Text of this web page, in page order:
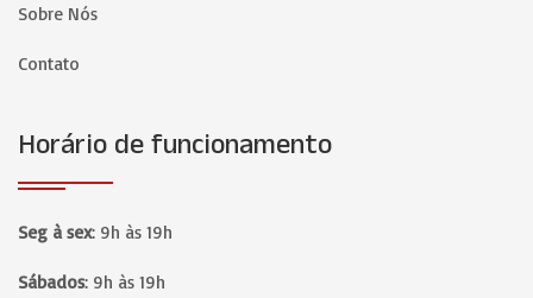
Sobre Nós
Contato
Horário de funcionamento
Seg à sex: 9h às 19h
Sábados: 9h às 19h